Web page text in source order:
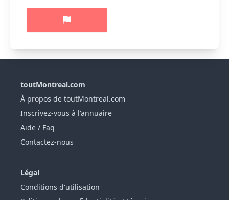
toutMontreal.com
À propos de toutMontreal.com
Inscrivez-vous à l'annuaire
Aide / Faq
Contactez-nous
Légal
Conditions d'utilisation